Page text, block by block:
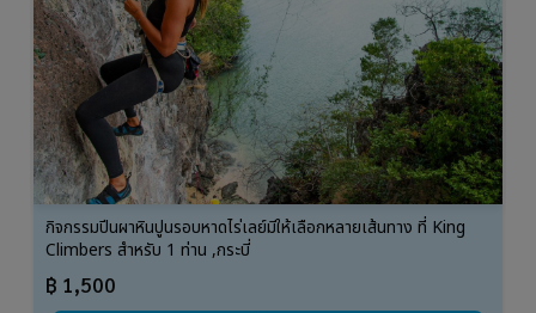
กิจกรรมปีนผาหินปูนรอบหาดไร่เลย์มีให้เลือกหลายเส้นทาง ที่ King
Climbers สำหรับ 1 ท่าน ,กระบี่
฿ 1,500